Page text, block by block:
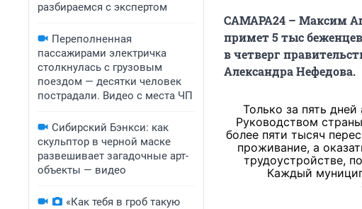
разбираемся с экспертом
Переполненная
пассажирами электричка
столкнулась с грузовым
поездом — десятки человек
пострадали. Видео с места ЧП
Сибирский Бэнкси: как
скульптор в черной маске
развешивает загадочные арт-
объекты — видео
«Как тебя в гроб такую
САМАРА24 – Максим
примет 5 тыс
в четверг
Александра Нефедова.
Только за пять
Руководством
более пяти тысяч
проживание, а
трудоустройстве,
Каждый